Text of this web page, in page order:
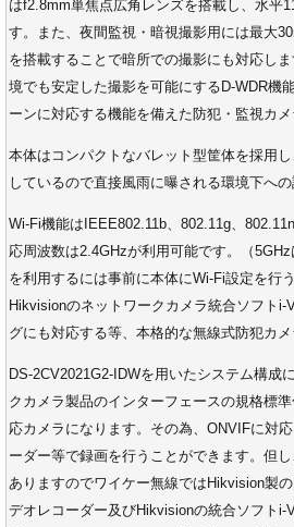
はf2.8mm単焦点広角レンズを搭載し、水平
す。また、夜間監視・暗視撮影用には最大
を搭載することで暗所での撮影にも対応し
境でも安定した撮影を可能にするD-WDR機
ーンに対応する機能を備えた防犯・監視カメ
本体はコンパクトなバレット型筐体を採用
しているので直接風雨に曝される環境下への
Wi-Fi機能はIEEE802.11b、802.11g、
応周波数は2.4GHzが利用可能です。（
を利用するには事前に本体にWi-Fi設定を行
Hikvisionのネットワークカメラ統合ソフトi-
グにも対応する等、本格的な無線式防犯カメ
DS-2CV2021G2-IDWを用いたシステム構成
クカメラ製品のインターフェースの規格標
応カメラになります。その為、ONVIFに対
ーダー等で録画を行うことができます。但
ありますのでワイケー無線ではHikvision製
デオレコーダー及びHikvisionの統合ソフトi-